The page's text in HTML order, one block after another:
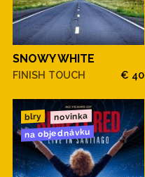
SNOWY WHITE
FINISH TOUCH € 40
blry novinka
na objednávku